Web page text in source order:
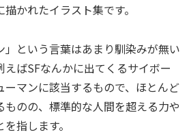
かれたイラスト集です。
」という言葉はあまり馴染みが無い
ばSFなんかに出てくるサイボー
ーマンに該当するもので、ほとんど
ものの、標準的な人間を超える力や
指します。